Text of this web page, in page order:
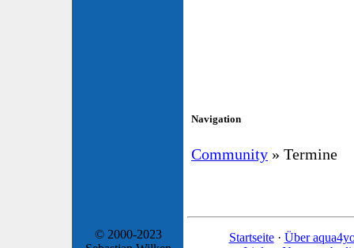
Navigation
Community » Termine
© 2000-2023
Startseite· Über